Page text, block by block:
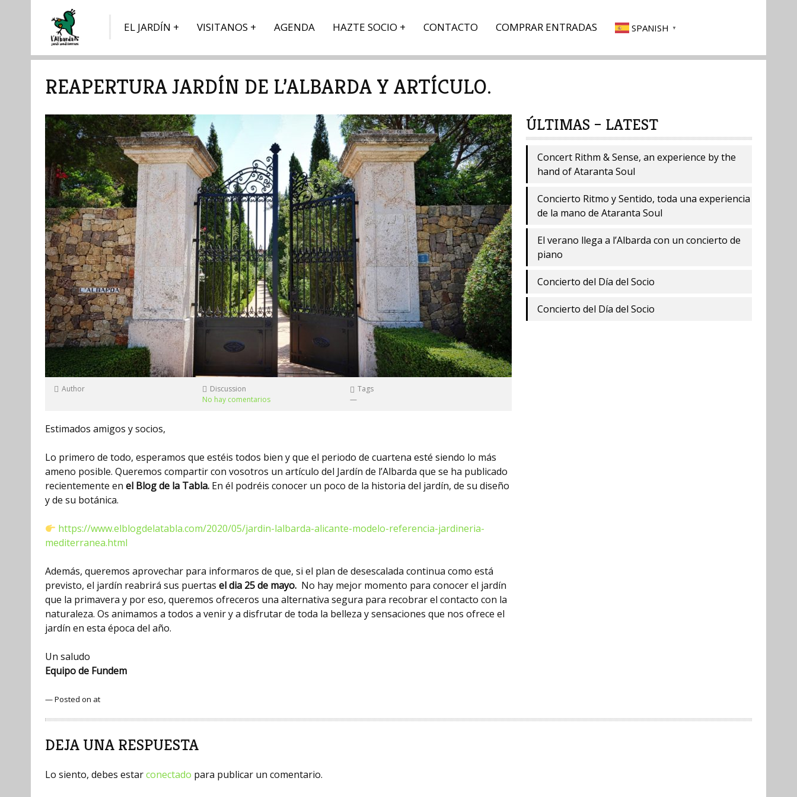
EL JARDÍN VISITANOS AGENDA HAZTE SOCIO CONTACTO COMPRAR ENTRADAS SPANISH ▼
REAPERTURA JARDÍN DE L’ALBARDA Y ARTÍCULO.
Author
Discussion
No hay comentarios
Tags
—
Estimados amigos y socios,
Lo primero de todo, esperamos que estéis todos bien y que el periodo de cuartena esté siendo lo más
ameno posible. Queremos compartir con vosotros un artículo del Jardín de l’Albarda que se ha publicado
recientemente en el Blog de la Tabla. En él podréis conocer un poco de la historia del jardín, de su diseño
y de su botánica.
https://www.elblogdelatabla.com/2020/05/jardin-lalbarda-alicante-modelo-referencia-jardineria-
mediterranea.html
Además, queremos aprovechar para informaros de que, si el plan de desescalada continua como está
previsto, el jardín reabrirá sus puertas el dia 25 de mayo. No hay mejor momento para conocer el jardín
que la primavera y por eso, queremos ofreceros una alternativa segura para recobrar el contacto con la
naturaleza. Os animamos a todos a venir y a disfrutar de toda la belleza y sensaciones que nos ofrece el
jardín en esta época del año.
Un saludo
Equipo de Fundem
— Posted on at
ÚLTIMAS – LATEST
Concert Rithm & Sense, an experience by the
hand of Ataranta Soul
Concierto Ritmo y Sentido, toda una experiencia
de la mano de Ataranta Soul
El verano llega a l’Albarda con un concierto de
piano
Concierto del Día del Socio
Concierto del Día del Socio
DEJA UNA RESPUESTA
Lo siento, debes estarconectado para publicar un comentario.